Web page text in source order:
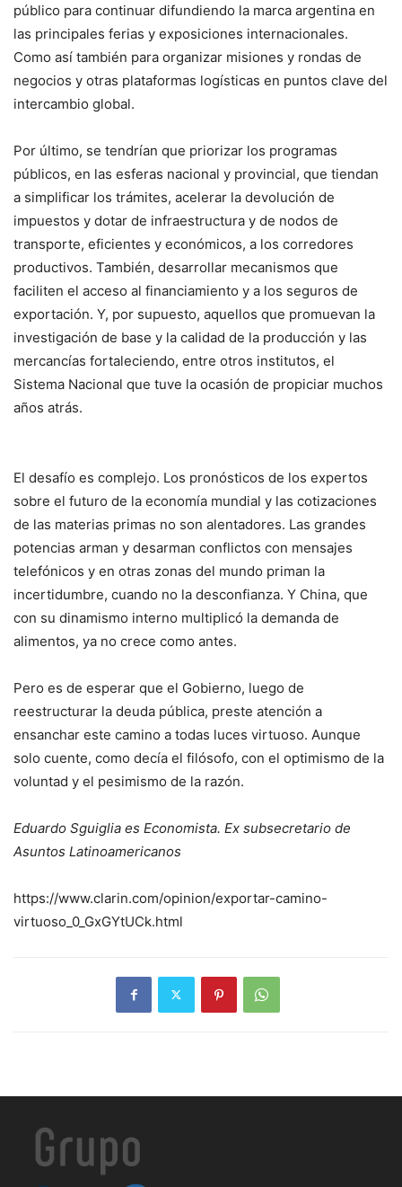
público para continuar difundiendo la marca argentina en
las principales ferias y exposiciones internacionales.
Como así también para organizar misiones y rondas de
negocios y otras plataformas logísticas en puntos clave del
intercambio global.
Por último, se tendrían que priorizar los programas
públicos, en las esferas nacional y provincial, que tiendan
a simplificar los trámites, acelerar la devolución de
impuestos y dotar de infraestructura y de nodos de
transporte, eficientes y económicos, a los corredores
productivos. También, desarrollar mecanismos que
faciliten el acceso al financiamiento y a los seguros de
exportación. Y, por supuesto, aquellos que promuevan la
investigación de base y la calidad de la producción y las
mercancías fortaleciendo, entre otros institutos, el
Sistema Nacional que tuve la ocasión de propiciar muchos
años atrás.
El desafío es complejo. Los pronósticos de los expertos
sobre el futuro de la economía mundial y las cotizaciones
de las materias primas no son alentadores. Las grandes
potencias arman y desarman conflictos con mensajes
telefónicos y en otras zonas del mundo priman la
incertidumbre, cuando no la desconfianza. Y China, que
con su dinamismo interno multiplicó la demanda de
alimentos, ya no crece como antes.
Pero es de esperar que el Gobierno, luego de
reestructurar la deuda pública, preste atención a
ensanchar este camino a todas luces virtuoso. Aunque
solo cuente, como decía el filósofo, con el optimismo de la
voluntad y el pesimismo de la razón.
Eduardo Sguiglia es Economista. Ex subsecretario de
Asuntos Latinoamericanos
https://www.clarin.com/opinion/exportar-camino-
virtuoso_0_GxGYtUCk.html